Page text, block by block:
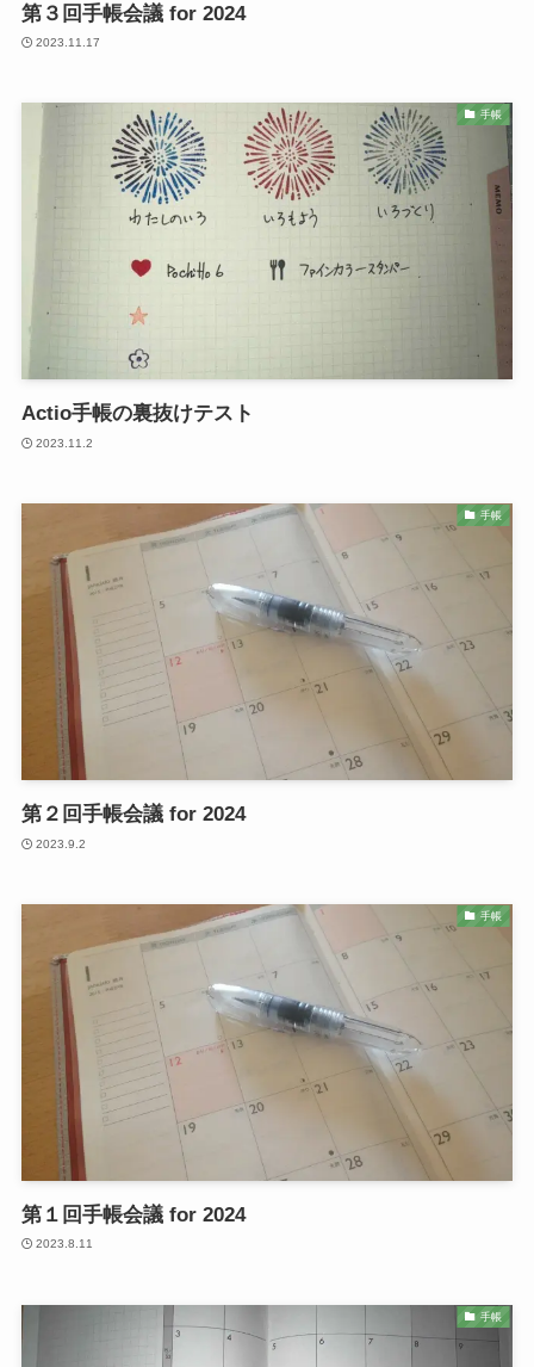
第３回手帳会議 for 2024
2023.11.17
手帳
Actio手帳の裏抜けテスト
2023.11.2
手帳
第２回手帳会議 for 2024
2023.9.2
手帳
第１回手帳会議 for 2024
2023.8.11
手帳